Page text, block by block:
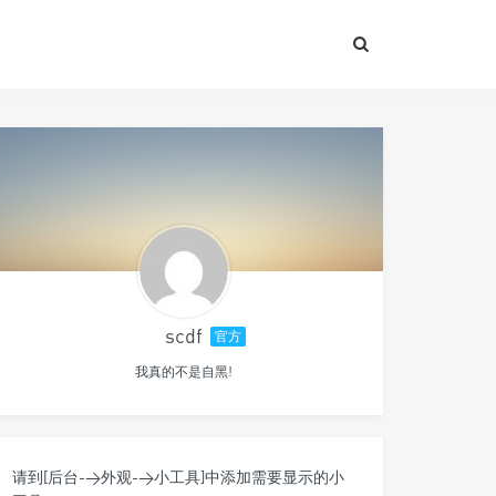
scdf 官方
我真的不是自黑!
请到[后台->外观->小工具]中添加需要显示的小